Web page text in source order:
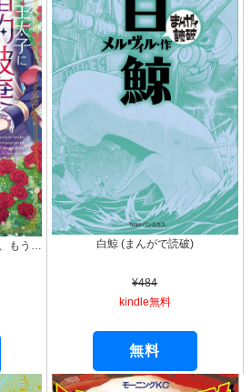
王太子に婚約破棄されたので、もうバカのふりはやめようと思います 1巻 (マッグガーデンコミックスavarusシリーズ) 白鯨 (まんがで読破)
¥484
kindle無料
無料